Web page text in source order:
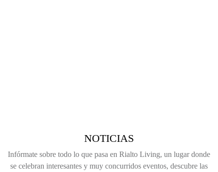
NOTICIAS
Infórmate sobre todo lo que pasa en Rialto Living, un lugar donde
se celebran interesantes y muy concurridos eventos, descubre las